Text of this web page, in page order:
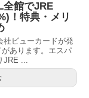
全館でJRE
！特典・メリ
社ビューカードが発
あります。エスパ
JRE ...